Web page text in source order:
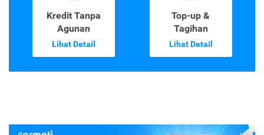
Kredit Tanpa
Agunan
Lihat Detail
Top-up &
Tagihan
Lihat Detail